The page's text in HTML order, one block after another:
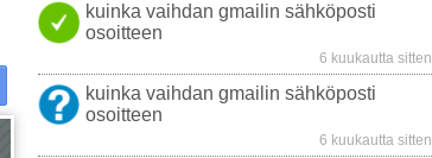
kuinka vaihdan gmailin sähköposti
osoitteen
6 kuukautta sitten
kuinka vaihdan gmailin sähköposti
osoitteen
6 kuukautta sitten